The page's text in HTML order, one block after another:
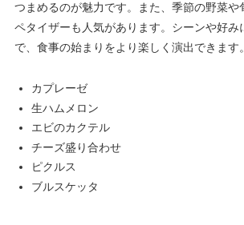
つまめるのが魅力です。また、季節の野菜や
ペタイザーも人気があります。シーンや好み
で、食事の始まりをより楽しく演出できます。
カプレーゼ
生ハムメロン
エビのカクテル
チーズ盛り合わせ
ピクルス
ブルスケッタ